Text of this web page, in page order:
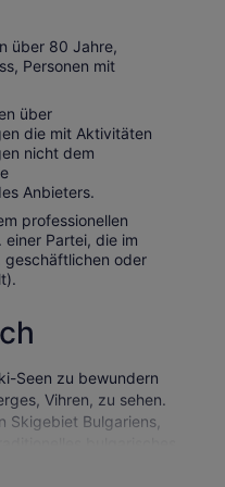
über 80 Jahre,
Personen mit
über
die mit Aktivitäten
nicht dem
Anbieters.
professionellen
Partei, die im
geschäftlichen oder
Seen zu bewundern
Vihren, zu sehen.
Skigebiet Bulgariens,
Spaziergang